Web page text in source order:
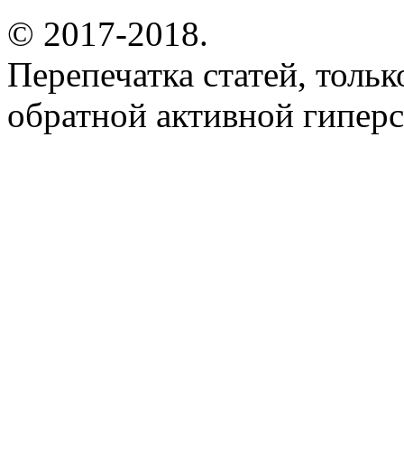
© 2017-2018.
Перепечатка статей,
обратной активной